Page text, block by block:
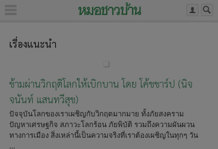
เรื่องแนะนำ
ข้ามผ่านวิกฤติโลกให้เบิกบาน โดย โค้ชชาร์ป (นิจ
จนันท์ แสนทวีสุข)
ปัจจุบันโลกของเราเผชิญกับวิกฤตมากมาย ทั้งภัยสงคราม
ปัญหาเศรษฐกิจ สภาวะโลกร้อน ภัยพิบัติ รวมถึงความผันผวน
ทางการเมือง สิ่งเหล่านี้เป็นความจริงที่เราต้องเผชิญในทุกๆ วัน
...